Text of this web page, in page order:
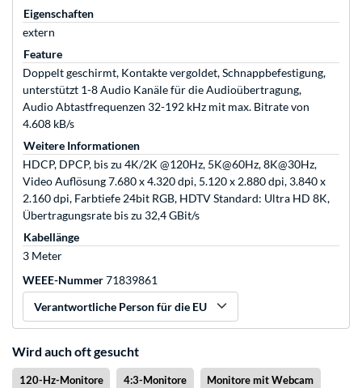
Eigenschaften
extern
Feature
Doppelt geschirmt, Kontakte vergoldet, Schnappbefestigung,
unterstützt 1-8 Audio Kanäle für die Audioübertragung,
Audio Abtastfrequenzen 32-192 kHz mit max. Bitrate von
4.608 kB/s
Weitere Informationen
HDCP, DPCP, bis zu 4K/2K @120Hz, 5K@60Hz, 8K@30Hz,
Video Auflösung 7.680 x 4.320 dpi, 5.120 x 2.880 dpi, 3.840 x
2.160 dpi, Farbtiefe 24bit RGB, HDTV Standard: Ultra HD 8K,
Übertragungsrate bis zu 32,4 GBit/s
Kabellänge
3 Meter
WEEE-Nummer71839861
Verantwortliche Person für die EU
Wird auch oft gesucht
120-Hz-Monitore 4:3-Monitore Monitore mit Webcam